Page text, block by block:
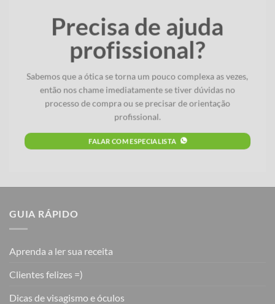
Precisa de ajuda
profissional?
Sabemos que a ótica se torna um pouco complexa as vezes,
então nos chame imediatamente se tiver dúvidas no
processo de compra ou se precisar de orientação
profissional.
FALAR COM ESPECIALISTA
GUIA RÁPIDO
Aprenda a ler sua receita
Clientes felizes =)
Dicas de visagismo e óculos